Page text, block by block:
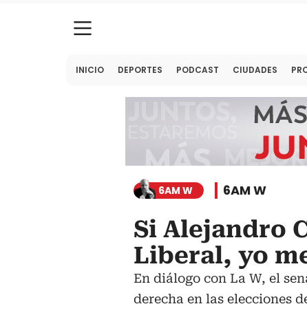
INICIO DEPORTES PODCAST CIUDADES
6AM W 6AM W
Si Alejandro
Liberal, yo
En diálogo con La W, el
derecha en las elecciones